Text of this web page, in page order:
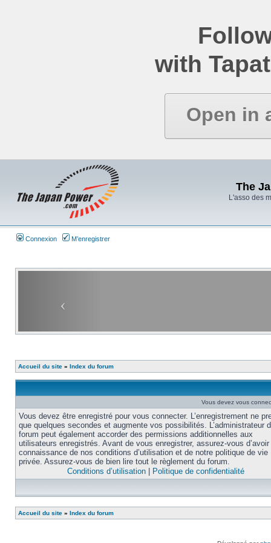
with
Open in
The
L'asso des
Connexion M’enregistrer
Accueil du site » Index du forum
Vous devez vous
Vous devez être enregistré pour vous connecter. L’enregistrement ne
que quelques secondes et augmente vos possibilités. L’administrateur
forum peut également accorder des permissions additionnelles aux
utilisateurs enregistrés. Avant de vous enregistrer, assurez-vous
connaissance de nos conditions d’utilisation et de notre politique de vie
privée. Assurez-vous de bien lire tout le règlement du forum.
Conditions d’utilisation
Politique de confidentialité
Accueil du site » Index du forum